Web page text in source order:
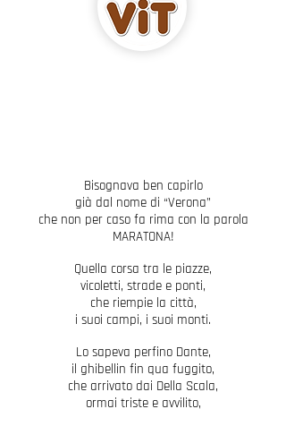
Bisognava ben capirlo
già dal nome di “Verona”
che non per caso fa rima con la parola
MARATONA!
Quella corsa tra le piazze,
vicoletti, strade e ponti,
che riempie la città,
i suoi campi, i suoi monti.
Lo sapeva perfino Dante,
il ghibellin fin qua fuggito,
che arrivato dai Della Scala,
ormai triste e avvilito,